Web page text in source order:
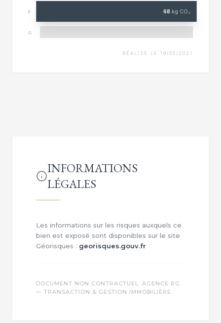
F 68 kg CO₂
G
RÉALISÉ LE 19/05/2021
INFORMATIONS
LÉGALES
Les informations sur les risques auxquels ce
bien est exposé sont disponibles sur le site
Géorisques : georisques.gouv.fr
DOCUMENT NON CONTRACTUEL. AGENCE RG
— TRANSACTION & GESTION IMMOBILIÈRE.